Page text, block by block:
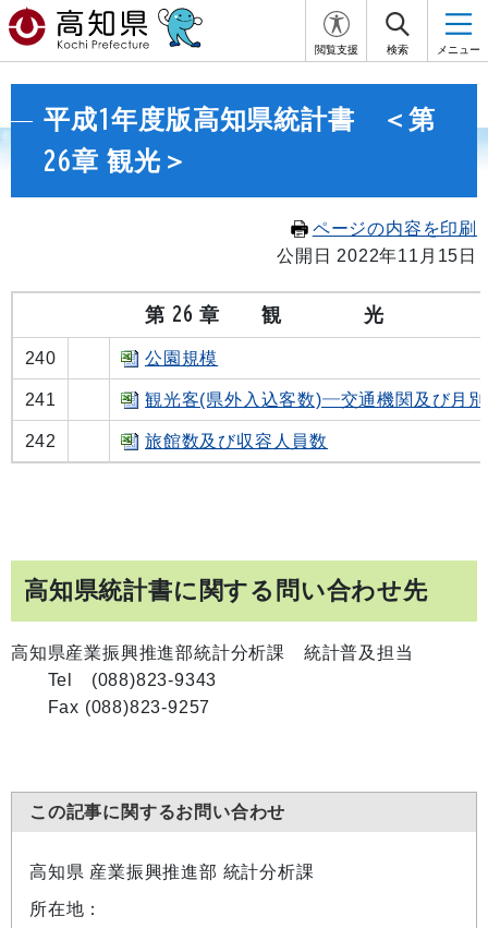
閲覧支援 検索 メニュー
平成1年度版高知県統計書 ＜第
26章 観光＞
ページの内容を印刷
公開日 2022年11月15日
第 26 章 観 光
240 公園規模
241 観光客(県外入込客数)―交通機関及び月
242 旅館数及び収容人員数
高知県統計書に関する問い合わせ先
高知県産業振興推進部統計分析課 統計普及担当
Tel (088)823-9343
Fax (088)823-9257
この記事に関するお問い合わせ
高知県 産業振興推進部 統計分析課
所在地：